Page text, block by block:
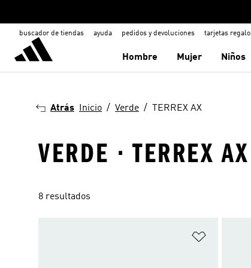
buscador de tiendas ayuda pedidos y devoluciones tarjetas regalo
Hombre Mujer Niños
Atrás Inicio Verde TERREX AX
VERDE · TERREX AX
8 resultados